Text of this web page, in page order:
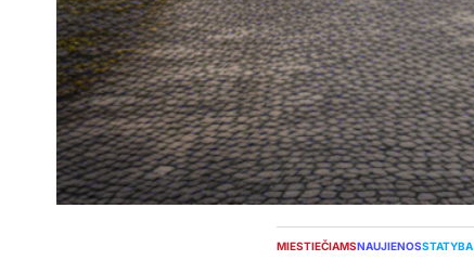
POSTED
MIESTIEČIAMSNAUJIENOSSTATYBA